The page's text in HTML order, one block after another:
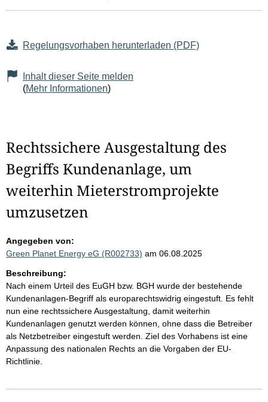
Regelungsvorhaben herunterladen (PDF)
Inhalt dieser Seite melden
(Mehr Informationen)
Rechtssichere Ausgestaltung des
Begriffs Kundenanlage, um
weiterhin Mieterstromprojekte
umzusetzen
Angegeben von:
Green Planet Energy eG (R002733) am 06.08.2025
Beschreibung:
Nach einem Urteil des EuGH bzw. BGH wurde der bestehende
Kundenanlagen-Begriff als europarechtswidrig eingestuft. Es fehlt
nun eine rechtssichere Ausgestaltung, damit weiterhin
Kundenanlagen genutzt werden können, ohne dass die Betreiber
als Netzbetreiber eingestuft werden. Ziel des Vorhabens ist eine
Anpassung des nationalen Rechts an die Vorgaben der EU-
Richtlinie.